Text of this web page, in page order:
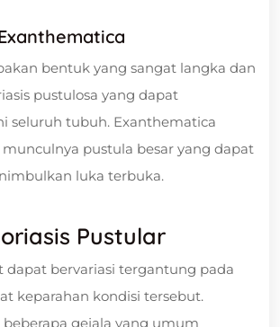
bentuk yang sangat langka dan
pustulosa yang dapat
seluruh tubuh. Exanthematica
pustula besar yang dapat
luka terbuka.
Pustular
dapat bervariasi tergantung pada
keparahan kondisi tersebut.
gejala yang umum